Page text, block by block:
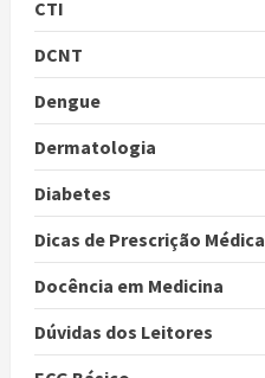
CTI
DCNT
Dengue
Dermatologia
Diabetes
Dicas de Prescrição Médica
Docência em Medicina
Dúvidas dos Leitores